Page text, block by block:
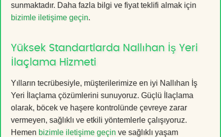
sunmaktadır. Daha fazla bilgi ve fiyat teklifi almak için
bizimle iletişime geçin.
Yüksek Standartlarda Nallıhan İş Yeri
İlaçlama Hizmeti
Yılların tecrübesiyle, müşterilerimize en iyi Nallıhan İş
Yeri İlaçlama çözümlerini sunuyoruz. Güçlü İlaçlama
olarak, böcek ve haşere kontrolünde çevreye zarar
vermeyen, sağlıklı ve etkili yöntemlerle çalışıyoruz.
Hemen bizimle iletişime geçin ve sağlıklı yaşam